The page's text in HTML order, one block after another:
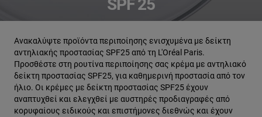
SPF 25
Ανακαλύψτε προϊόντα περιποίησης ενισχυμένα με δείκτη
αντηλιακής προστασίας SPF25 από τη L'Oréal Paris.
Προσθέστε στη ρουτίνα περιποίησης σας κρέμα με αντηλιακό
δείκτη προστασίας SPF25, για καθημερινή προστασία από τον
ήλιο. Οι κρέμες με δείκτη προστασίας SPF25 έχουν
αναπτυχθεί και ελεγχθεί με αυστηρές προδιαγραφές από
κορυφαίους ειδικούς και επιστήμονες διεθνώς και έχουν